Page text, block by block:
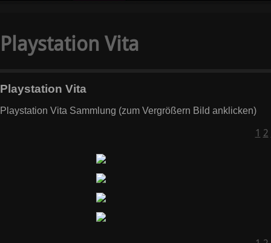
Playstation Vita
Playstation Vita
Playstation Vita Sammlung (zum Vergrößern Bild anklicken)
1 2